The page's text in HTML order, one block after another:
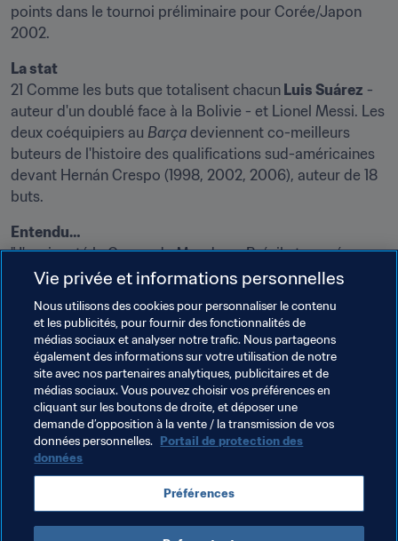
points dans le tournoi préliminaire pour Corée/Japon
2002.
La stat
21 Comme les buts que totalisent chacun Luis Suárez -
auteur d'un doublé face à la Bolivie - et Lionel Messi. Les
deux coéquipiers au Barça deviennent co-meilleurs
buteurs de l'histoire des qualifications sud-américaines
devant Hernán Crespo (1998, 2002, 2006), auteur de 18
buts.
"J'avais raté la Coupe du Monde au Brésil et passé
ensuite deux années horribles. Aujourd'hui, je peux aller
peux continuer à gagner." - Radamel Falcao, attaquant
de la Colombie
Thèmes en lien
Argentina Bolivia Brazil Chile
Colombia Ecuador Paraguay Peru
Uruguay Venezuela CONMEBOL
Vie privée et informations personnelles
Nous utilisons des cookies pour personnaliser le contenu
et les publicités, pour fournir des fonctionnalités de
médias sociaux et analyser notre trafic. Nous partageons
également des informations sur votre utilisation de notre
site avec nos partenaires analytiques, publicitaires et de
médias sociaux. Vous pouvez choisir vos préférences en
cliquant sur les boutons de droite, et déposer une
demande d’opposition à la vente / la transmission de vos
données personnelles. Portail de protection des
données
Préférences